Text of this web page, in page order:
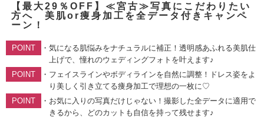
【最大29％OFF】≪宮古≫写真にこだわりたい
方へ 美肌or痩身加工を全データ付きキャンペ
ーン！
・ 気になる肌悩みをナチュラルに補正！透明感あふれる美肌仕
上げで、憧れのウェディングフォトを叶えます♪
・ フェイスラインやボディラインを自然に調整！ドレス姿をよ
り美しく引き立てる痩身加工で理想の一枚に♡
・ お気に入りの写真だけじゃない！撮影した全データに適用で
きるから、どのカットも自信を持って残せます♪